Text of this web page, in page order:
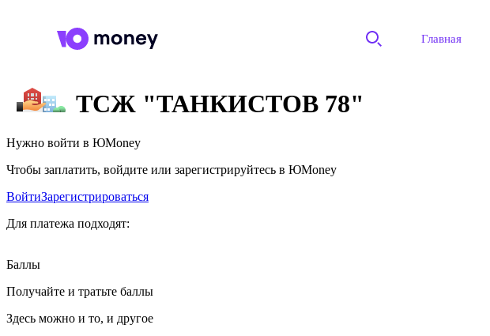
Главная
ТСЖ "ТАНКИСТОВ 78"
Нужно войти в ЮMoney
Чтобы заплатить, войдите или зарегистрируйтесь в ЮMoney
ВойтиЗарегистрироваться
Для платежа подходят:
Баллы
Получайте и тратьте баллы
Здесь можно и то, и другое